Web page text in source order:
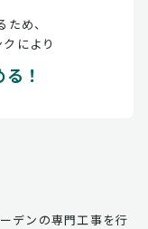
め、
により
！
デンの専門工事を行